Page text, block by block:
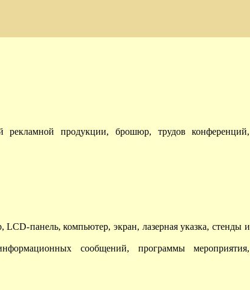
рекламной продукции, брошюр, трудов конференций,
LCD-панель, компьютер, экран, лазерная указка, стенды и
сообщений, программы мероприятия,